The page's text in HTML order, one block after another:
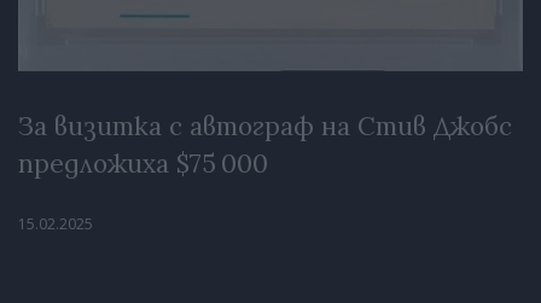
За визитка с автограф на Стив Джобс
предложиха $75 000
15.02.2025